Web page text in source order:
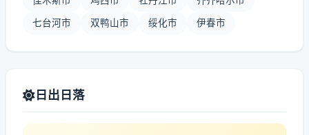
七台河市 双鸭山市 绥化市 伊春市
日出日落